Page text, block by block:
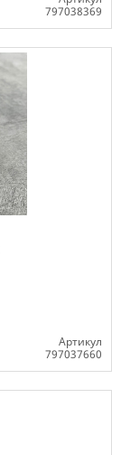
797038369
Артикул
797037660